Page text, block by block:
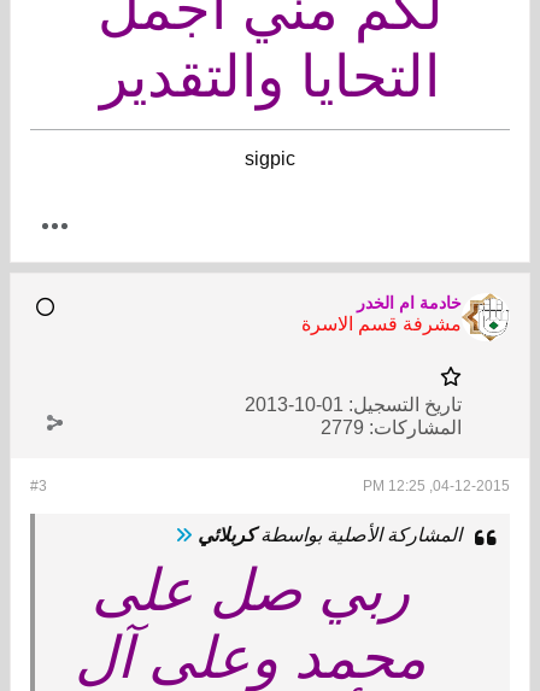
التحايا والتقدير
sigpic
خادمة ام الخدر
مشرفة قسم الاسرة
تاريخ التسجيل: 01-10-2013
المشاركات: 2779
#3 04-12-2015, 12:25 PM
المشاركة الأصلية بواسطةكربلائي
ربي صل على
محمد وعلى آل